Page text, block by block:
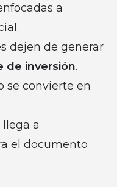
a
dejen de generar
de inversión.
se convierte en
llega a
el documento